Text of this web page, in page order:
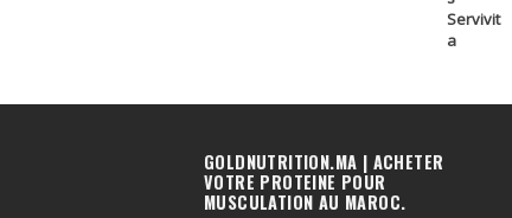
GOLDNUTRITION.MA | ACHETER
VOTRE PROTEINE POUR
MUSCULATION AU MAROC.